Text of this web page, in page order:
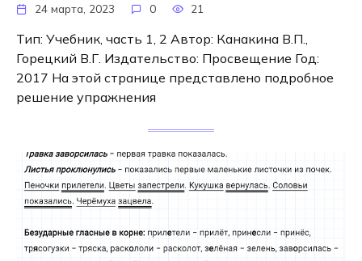
24 марта, 2023 0 21
Тип: Учебник, часть 1, 2 Автор: Канакина В.П.,
Горецкий В.Г. Издательство: Просвещение Год:
2017 На этой странице представлено подробное
решение упражнения